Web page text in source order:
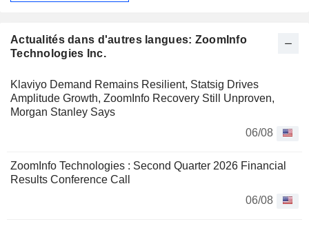
Actualités dans d'autres langues: ZoomInfo
Technologies Inc.
Klaviyo Demand Remains Resilient, Statsig Drives
Amplitude Growth, ZoomInfo Recovery Still Unproven,
Morgan Stanley Says
06/08
ZoomInfo Technologies : Second Quarter 2026 Financial
Results Conference Call
06/08